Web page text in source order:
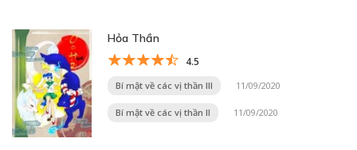
Hỏa Thần
4.5
Bí mật về các vị thần III 11/09/2020
Bí mật về các vị thần II 11/09/2020